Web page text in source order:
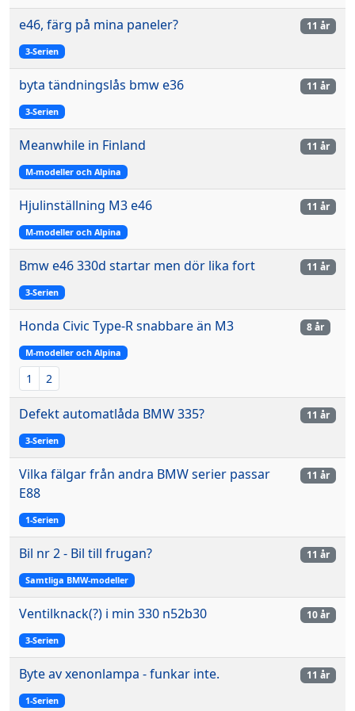
e46, färg på mina paneler?
3-Serien
11 år
byta tändningslås bmw e36
3-Serien
11 år
Meanwhile in Finland
M-modeller och Alpina
11 år
Hjulinställning M3 e46
M-modeller och Alpina
11 år
Bmw e46 330d startar men dör lika fort
3-Serien
11 år
Honda Civic Type-R snabbare än M3
M-modeller och Alpina
1 2
8 år
Defekt automatlåda BMW 335?
3-Serien
11 år
Vilka fälgar från andra BMW serier passar
E88
1-Serien
11 år
Bil nr 2 - Bil till frugan?
Samtliga BMW-modeller
11 år
Ventilknack(?) i min 330 n52b30
3-Serien
10 år
Byte av xenonlampa - funkar inte.
1-Serien
11 år